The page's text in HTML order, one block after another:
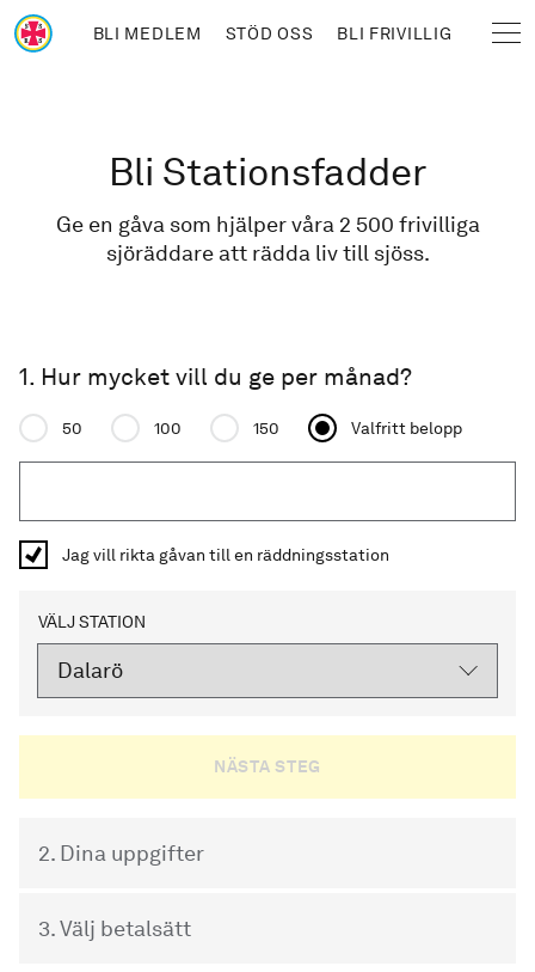
Hoppa till huvudinnehåll
BLI MEDLEM STÖD OSS BLI FRIVILLIG
Bli Stationsfadder
Ge en gåva som hjälper våra 2 500 frivilliga
sjöräddare att rädda liv till sjöss.
1. Hur mycket vill du ge per månad?
Donation amount
50 100 150 Valfritt belopp
Jag vill rikta gåvan till en räddningsstation
VÄLJ STATION
2. Dina uppgifter
3. Välj betalsätt